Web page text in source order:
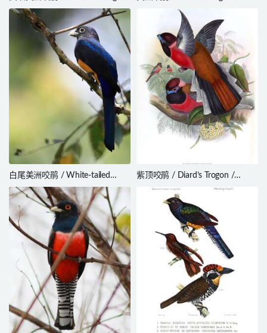
/ Trogon citreolus
Trogon personatus
白尾美洲咬鹃 / White-tailed
Trogon / Trogon chionurus
紫顶咬鹃 / Diard’s Trogon /